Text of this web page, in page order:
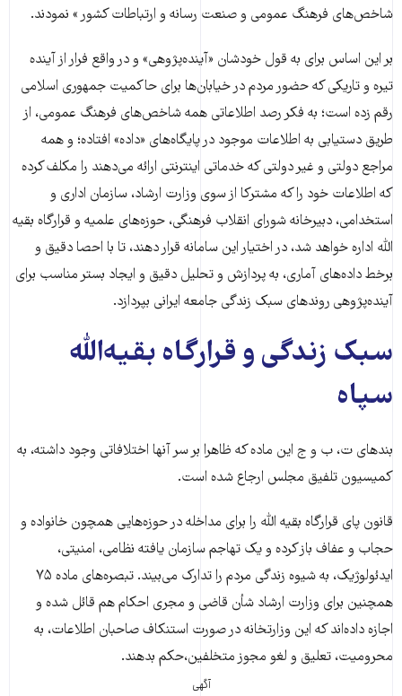
شاخص‌های فرهنگ عمومی و صنعت رسانه و ارتباطات کشور » نمودند.
بر این اساس برای به قول خودشان «آینده‌پژوهی» و در واقع فرار از آینده
تیره و تاریکی که حضور مردم در خیابان‌ها برای حاکمیت جمهوری اسلامی
رقم زده است؛ به فکر رصد اطلاعاتی همه شاخص‌های فرهنگ عمومی، از
طریق دستیابی به اطلاعات موجود در پایگاه‌های «داده» افتاده؛ و همه
مراجع دولتی و غیر دولتی که خدماتی اینترنتی ارائه می‌دهند را مکلف کرده
که اطلاعات خود را که مشترکا از سوی وزارت ارشاد، سازمان اداری و
استخدامی، دبیرخانه شورای انقلاب فرهنگی، حوزه‌های علمیه و قرارگاه بقیه
الله اداره خواهد شد، در اختیار این سامانه قرار دهند، تا با احصا دقیق و
برخط داده‌های آماری، به پردازش و تحلیل دقیق و ایجاد بستر مناسب برای
آینده‌پژوهی روندهای سبک زندگی جامعه ایرانی بپردازد.
سبک زندگی و قرارگاه بقیه‌الله
سپاه
بندهای ت، ب و ج این ماده که ظاهرا بر سر آنها اختلافاتی وجود داشته، به
کمیسیون تلفیق مجلس ارجاع شده است.
قانون پای قرارگاه بقیه الله را برای مداخله در حوزه‌هایی همچون خانواده و
حجاب و عفاف باز کرده و یک تهاجم سازمان یافته نظامی، امنیتی،
ایدئولوژیک، به شیوه زندگی مردم را تدارک می‌بیند. تبصره‌های ماده ۷۵
همچنین برای وزارت ارشاد شأن قاضی و مجری احکام هم قائل شده و
اجازه داده‌اند که این وزارتخانه در صورت استنکاف صاحبان اطلاعات، به
محرومیت، تعلیق و لغو مجوز متخلفین،حکم بدهند.
آگهی